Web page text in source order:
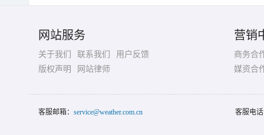
网站服务
关于我们 联系我们
用户反馈
版权声明
网站律师
营销
商务合
媒资合
客服邮箱： service@weather.com.cn 客服电